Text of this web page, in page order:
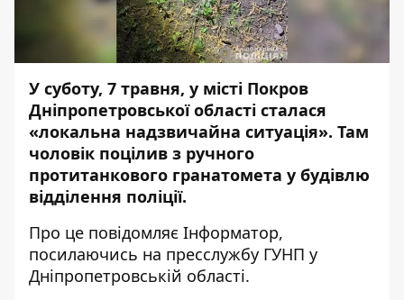
У суботу, 7 травня, у місті Покров
Дніпропетровської області сталася
«локальна надзвичайна ситуація». Там
чоловік поцілив з ручного
протитанкового гранатомета у будівлю
відділення поліції.
Про це повідомляє Інформатор,
посилаючись на пресслужбу ГУНП у
Дніпропетровській області.